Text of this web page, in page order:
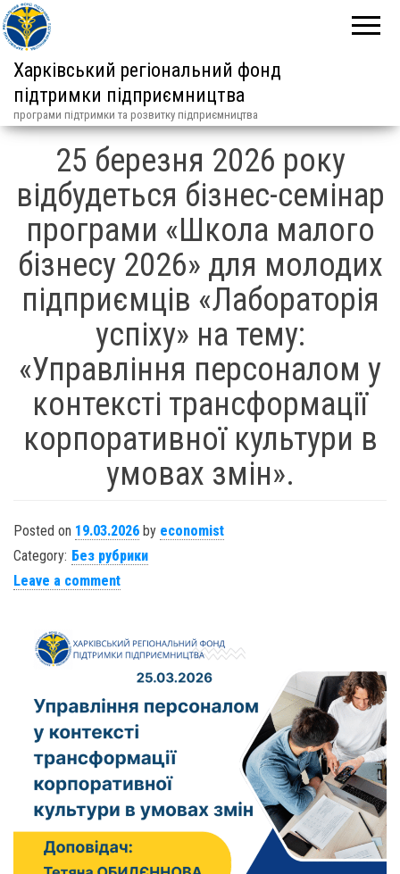
Харківський регіональний фонд
підтримки підприємництва
програми підтримки та розвитку підприємництва
25 березня 2026 року
відбудеться бізнес-семінар
програми «Школа малого
бізнесу 2026» для молодих
підприємців «Лабораторія
успіху» на тему:
«Управління персоналом у
контексті трансформації
корпоративної культури в
умовах змін».
Posted on 19.03.2026 by economist
Category: Без рубрики
Leave a comment